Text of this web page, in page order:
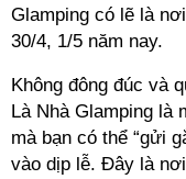
Glamping có lẽ là
30/4, 1/5 năm nay.
Không đông đúc và
Là Nhà Glamping là
mà bạn có thể “gửi
vào dịp lễ. Đây là